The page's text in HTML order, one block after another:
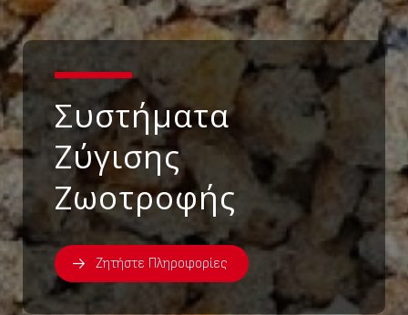
Συστήματα
Ζύγισης
Ζωοτροφής
Ζητήστε Πληροφορίες